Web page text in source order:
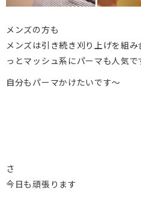
メンズの方も
メンズは引き続き刈り上げを組
っとマッシュ系にパーマも人気
自分もパーマかけたいです～
さ
今日も頑張ります